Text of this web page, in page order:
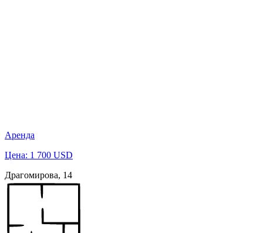
Аренда
Цена: 1 700 USD
Драгомирова, 14